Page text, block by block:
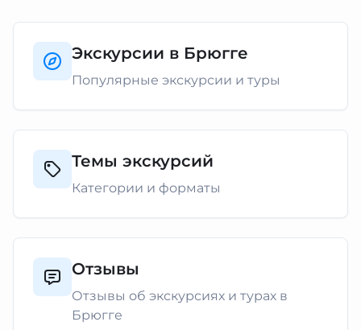
Экскурсии в Брюгге
Популярные экскурсии и туры
Темы экскурсий
Категории и форматы
Отзывы
Отзывы об экскурсиях и турах в
Брюгге